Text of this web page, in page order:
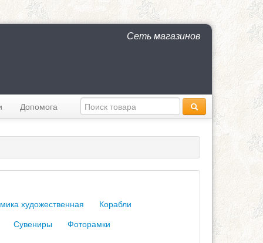
Сеть магазинов
Допомога
художественная
Корабли
Сувениры
Фоторамки